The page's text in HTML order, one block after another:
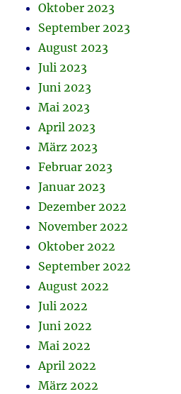
Oktober 2023
September 2023
August 2023
Juli 2023
Juni 2023
Mai 2023
April 2023
März 2023
Februar 2023
Januar 2023
Dezember 2022
November 2022
Oktober 2022
September 2022
August 2022
Juli 2022
Juni 2022
Mai 2022
April 2022
März 2022